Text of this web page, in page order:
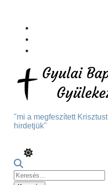
Content
"mi a megfeszített Krisztust
hirdetjük"
Keresés: